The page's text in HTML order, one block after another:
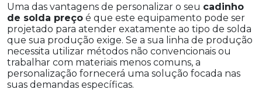
Uma das vantagens de personalizar o seu cadinho
de solda preço é que este equipamento pode ser
projetado para atender exatamente ao tipo de solda
que sua produção exige. Se a sua linha de produção
necessita utilizar métodos não convencionais ou
trabalhar com materiais menos comuns, a
personalização fornecerá uma solução focada nas
suas demandas específicas.